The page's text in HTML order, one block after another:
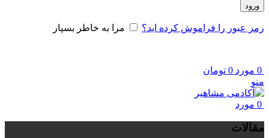
ورود
رمز عبور را فراموش کرده اید؟ مرا به خاطر بسپار
0 مورد 0 تومان
منو
0 مورد
مقالات